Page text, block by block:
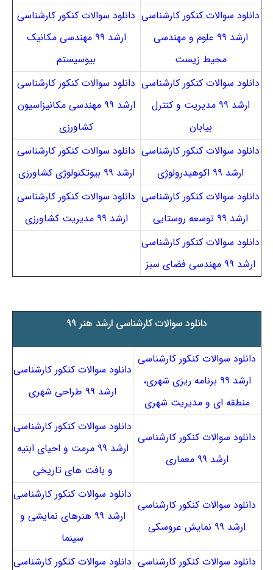
دانلود سوالات کنکور کارشناسی
ارشد ۹۹ علوم و مهندسی
محیط زیست
دانلود سوالات کنکور کارشناسی
ارشد ۹۹ مهندسی مکانیک
بیوسیستم
دانلود سوالات کنکور کارشناسی
ارشد ۹۹ مدیریت و کنترل
بیابان
دانلود سوالات کنکور کارشناسی
ارشد ۹۹ مهندسی مکانیزاسیون
کشاورزی
دانلود سوالات کنکور کارشناسی
ارشد ۹۹ اکوهیدرولوژی
دانلود سوالات کنکور کارشناسی
ارشد ۹۹ بیوتکنولوژی کشاورزی
دانلود سوالات کنکور کارشناسی
ارشد ۹۹ توسعه روستایی
دانلود سوالات کنکور کارشناسی
ارشد ۹۹ مدیریت کشاورزی
دانلود سوالات کنکور کارشناسی
ارشد ۹۹ مهندسی فضای سبز
دانلود سوالات کارشناسی ارشد هنر ۹۹
دانلود سوالات کنکور کارشناسی
ارشد ۹۹ برنامه ریزی شهری،
منطقه ای و مدیریت شهری
دانلود سوالات کنکور کارشناسی
ارشد ۹۹ طراحی شهری
دانلود سوالات کنکور کارشناسی
ارشد ۹۹ معماری
دانلود سوالات کنکور کارشناسی
ارشد ۹۹ مرمت و احیای ابنیه
و بافت های تاریخی
دانلود سوالات کنکور کارشناسی
ارشد ۹۹ نمایش عروسکی
دانلود سوالات کنکور کارشناسی
ارشد ۹۹ هنرهای نمایشی و
سینما
دانلود سوالات کنکور کارشناسی دانلود سوالات کنکور کارشناسی